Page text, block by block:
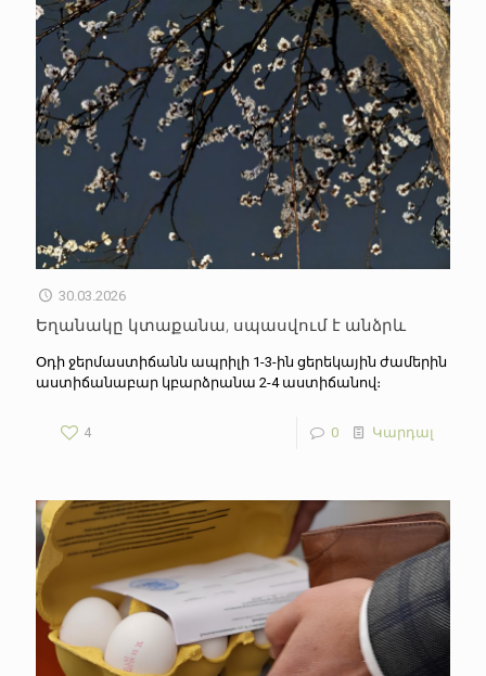
30.03.2026
Եղանակը կտաքանա, սպասվում է անձրև
Օդի ջերմաստիճանն ապրիլի 1-3-ին ցերեկային ժամերին
աստիճանաբար կբարձրանա 2-4 աստիճանով։
4 0 Կարդալ